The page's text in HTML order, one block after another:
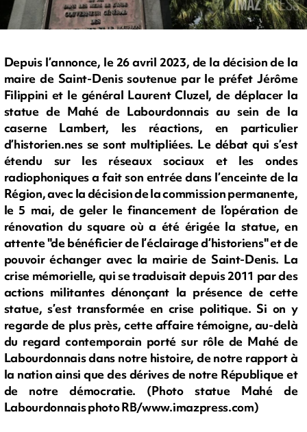
Depuis l’annonce, le 26 avril 2023, de la décision de la
maire de Saint-Denis soutenue par le préfet Jérôme
Filippini et le général Laurent Cluzel, de déplacer la
statue de Mahé de Labourdonnais au sein de la
caserne Lambert, les réactions, en particulier
d’historien.nes se sont multipliées. Le débat qui s’est
étendu sur les réseaux sociaux et les ondes
radiophoniques a fait son entrée dans l’enceinte de la
Région, avec la décision de la commission permanente,
le 5 mai, de geler le financement de l’opération de
rénovation du square où a été érigée la statue, en
attente "de bénéficier de l’éclairage d’historiens" et de
pouvoir échanger avec la mairie de Saint-Denis. La
crise mémorielle, qui se traduisait depuis 2011 par des
actions militantes dénonçant la présence de cette
statue, s’est transformée en crise politique. Si on y
regarde de plus près, cette affaire témoigne, au-delà
du regard contemporain porté sur rôle de Mahé de
Labourdonnais dans notre histoire, de notre rapport à
la nation ainsi que des dérives de notre République et
de notre démocratie. (Photo statue Mahé de
Labourdonnais photo RB/www.imazpress.com)